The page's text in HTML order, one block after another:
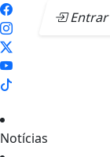
Entrar
Notícias